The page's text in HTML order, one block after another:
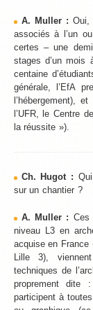
A. Muller : Oui,
associés à l’un
certes – une
stages d’un mois
centaine
générale, l’EfA
l’hébergement),
l’UFR, le Centre
la réussite »).
Ch. Hugot :
sur un chantier ?
A. Muller : Ces
niveau L3 en
acquise en France
Lille 3),
techniques de
proprement
participent à